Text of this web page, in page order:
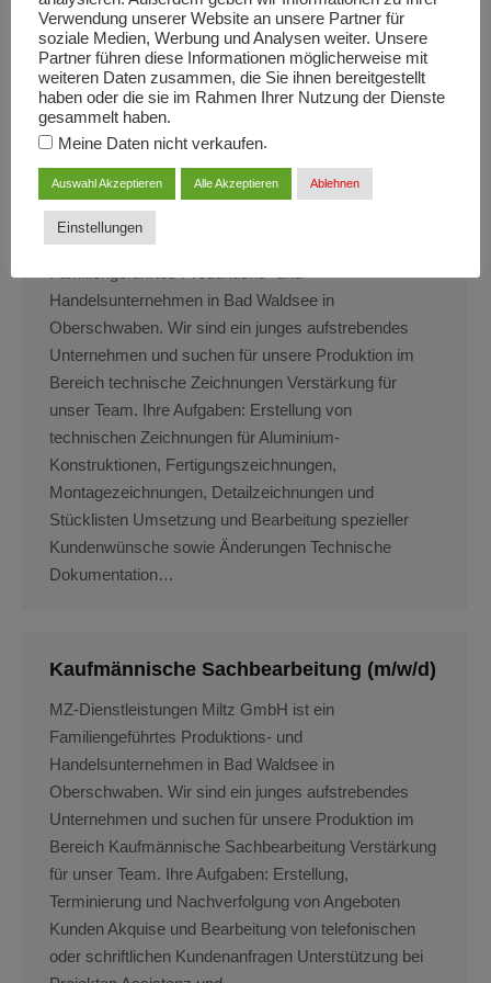
Verstärkung für unser Team. Ihre Aufgaben: Lesen und
Umsetzung der technischen Zeichnungen Sie
begleiten jedes Projekt von der Entwicklung bis zur
Fertigstellung Abarbeitung der Kundenaufträge…
Technischer Zeichner (m/w/d)
MZ-Dienstleistungen Miltz GmbH ist ein
Handelsunternehmen in Bad Waldsee in
Oberschwaben. Wir sind ein junges aufstrebendes
Unternehmen und suchen für unsere Produktion im
Bereich technische Zeichnungen Verstärkung für
unser Team. Ihre Aufgaben: Erstellung von
technischen Zeichnungen für Aluminium-
Konstruktionen, Fertigungszeichnungen,
Montagezeichnungen, Detailzeichnungen und
Stücklisten Umsetzung und Bearbeitung spezieller
Kundenwünsche sowie Änderungen Technische
Dokumentation…
Kaufmännische Sachbearbeitung (m/w/d)
MZ-Dienstleistungen Miltz GmbH ist ein
Familiengeführtes Produktions- und
Handelsunternehmen in Bad Waldsee in
Oberschwaben. Wir sind ein junges aufstrebendes
Unternehmen und suchen für unsere Produktion im
Bereich Kaufmännische Sachbearbeitung Verstärkung
für unser Team. Ihre Aufgaben: Erstellung,
Terminierung und Nachverfolgung von Angeboten
Kunden Akquise und Bearbeitung von telefonischen
oder schriftlichen Kundenanfragen Unterstützung bei
Verwendung unserer Website an unsere Partner für
soziale Medien, Werbung und Analysen weiter. Unsere
Partner führen diese Informationen möglicherweise mit
weiteren Daten zusammen, die Sie ihnen bereitgestellt
haben oder die sie im Rahmen Ihrer Nutzung der Dienste
gesammelt haben.
Meine Daten nicht verkaufen.
Auswahl Akzeptieren Alle Akzeptieren Ablehnen
Einstellungen